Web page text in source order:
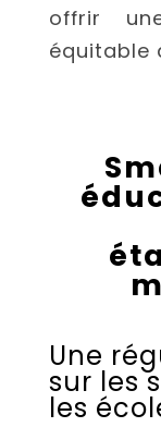
offrir
équitable
Une
sur les
les